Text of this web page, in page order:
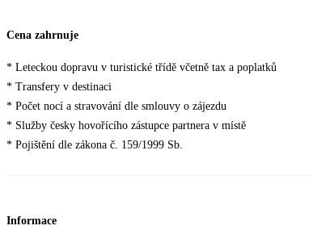
Cena zahrnuje
* Leteckou dopravu v turistické třídě včetně tax a poplatků
* Transfery v destinaci
* Počet nocí a stravování dle smlouvy o zájezdu
* Služby česky hovořícího zástupce partnera v místě
* Pojištění dle zákona č. 159/1999 Sb.
Informace